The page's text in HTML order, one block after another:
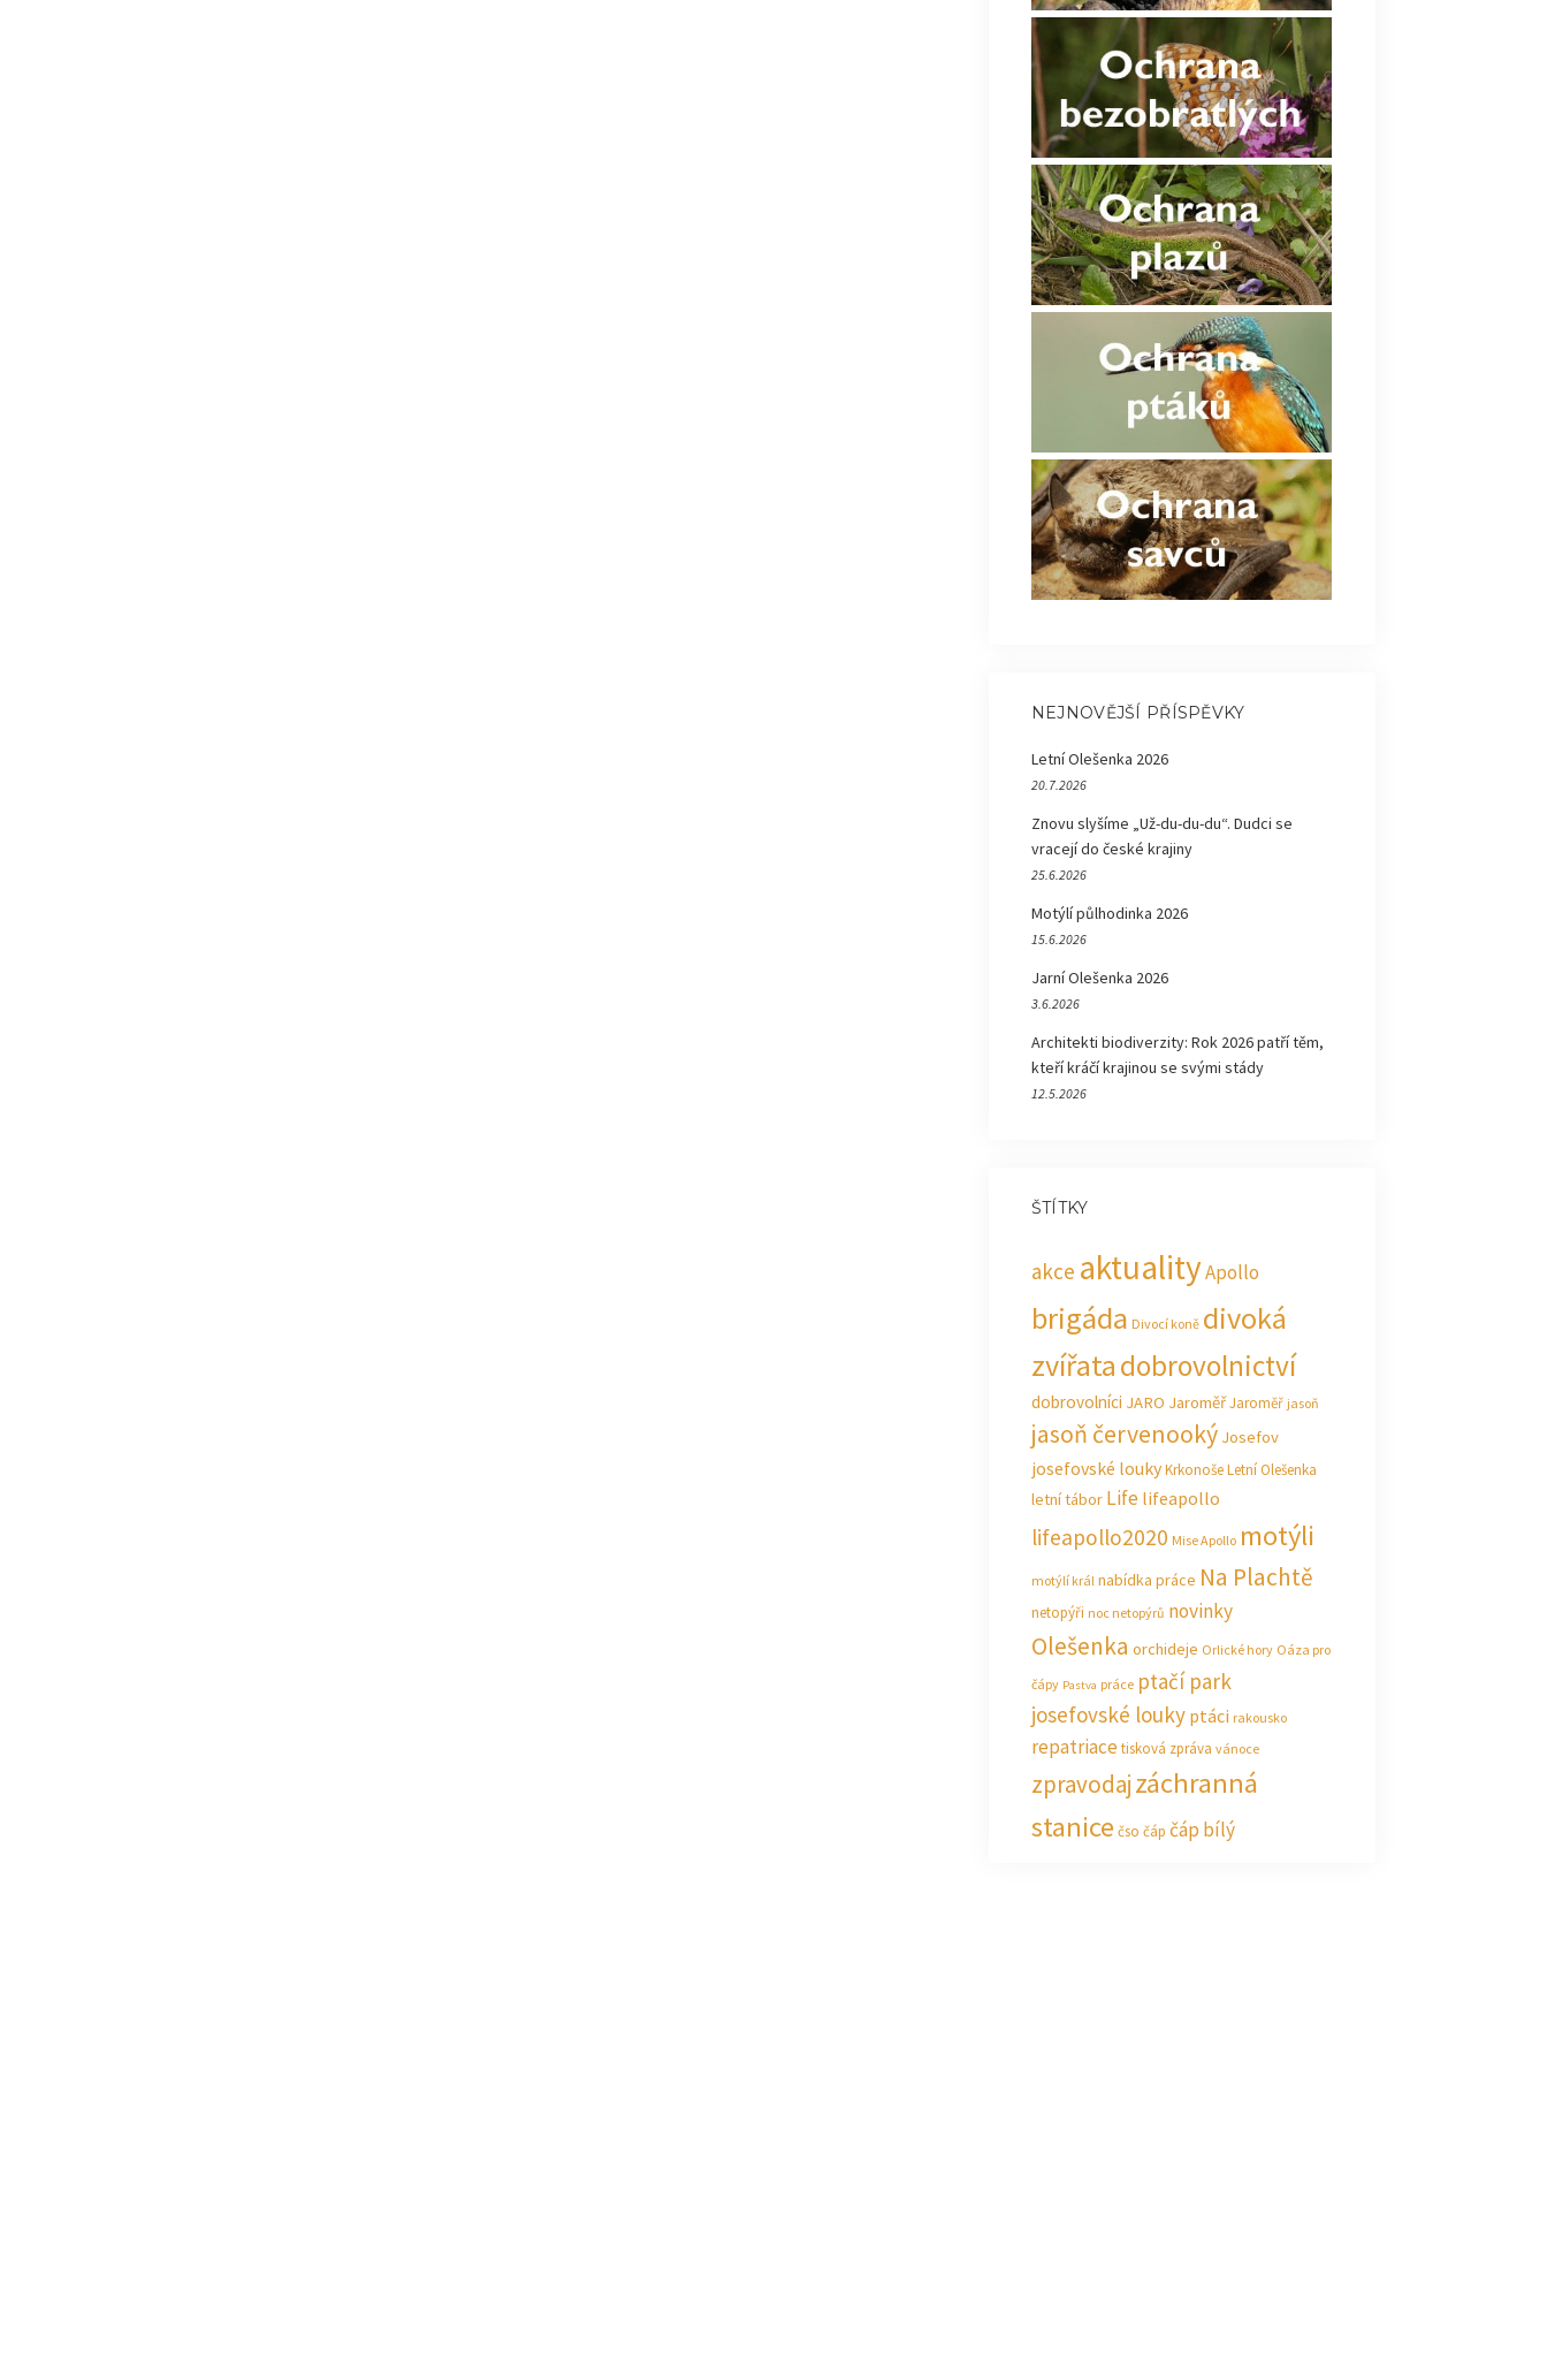
NEJNOVĚJŠÍ PŘÍSPĚVKY
Letní Olešenka 2026
20.7.2026
Znovu slyšíme „Už-du-du-du“. Dudci se
vracejí do české krajiny
25.6.2026
Motýlí půlhodinka 2026
15.6.2026
Jarní Olešenka 2026
3.6.2026
Architekti biodiverzity: Rok 2026 patří těm,
kteří kráčí krajinou se svými stády
12.5.2026
ŠTÍTKY
akce aktualityApollo
brigáda Divocí koně divoká
zvířatadobrovolnictví
dobrovolníci JARO JaroměřJaroměř jasoň
jasoň červenooký Josefov
josefovské loukyKrkonošeLetní Olešenka
letní tábor Life lifeapollo
lifeapollo2020 Mise Apollo motýli
motýlí král nabídka práce Na Plachtě
netopýři noc netopýrů novinky
Olešenka orchideje Orlické hory Oáza pro
čápy Pastva práce ptačí park
josefovské louky ptáci rakousko
repatriacetisková zpráva vánoce
zpravodajzáchranná
stanice čso čáp čáp bílý